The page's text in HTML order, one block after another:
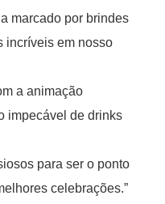
marcado por brindes
incríveis em nosso
a animação
impecável de drinks
para ser o ponto
celebrações.”